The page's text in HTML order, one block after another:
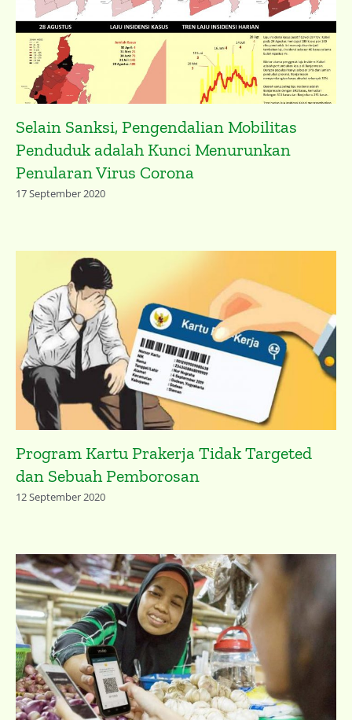
Selain Sanksi, Pengendalian Mobilitas
Penduduk adalah Kunci Menurunkan
Penularan Virus Corona
17 September 2020
Program Kartu Prakerja Tidak Targeted
dan Sebuah Pemborosan
12 September 2020